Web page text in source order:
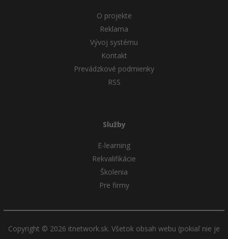
O projekte
Reklama
Vývoj systému
Kontakt
Prevádzkové podmienky
RSS
Služby
E-learning
Rekvalifikácie
Školenia
Pre firmy
Copyright © 2026 itnetwork.sk. Všetok obsah webu (pokiaľ nie je